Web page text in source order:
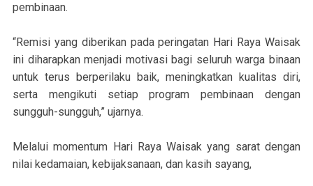
pembinaan.
“Remisi yang diberikan pada peringatan Hari Raya Waisak
ini diharapkan menjadi motivasi bagi seluruh warga binaan
untuk terus berperilaku baik, meningkatkan kualitas diri,
serta mengikuti setiap program pembinaan dengan
sungguh-sungguh,” ujarnya.
Melalui momentum Hari Raya Waisak yang sarat dengan
nilai kedamaian, kebijaksanaan, dan kasih sayang,